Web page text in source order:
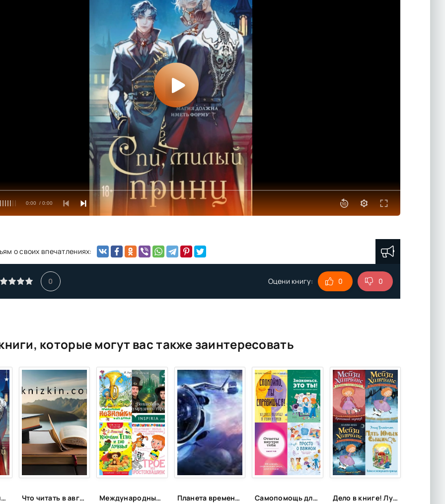
0:00 / 0:00
о своих впечатлениях:
0 Оцени книгу: 0 0
которые могут вас также заинтересовать
Спи, милый принц - Мэй Что читать в августе. Длинный список вышедших и планируемых книжных новинок (включая переиздания) Международный день друзей | ЦБС Пожарского МО Планета времени: хронооперы, которые заставят поломать голову Самопомощь для самых маленьких Дело в книге! Лучшие детективы для детей и подростков